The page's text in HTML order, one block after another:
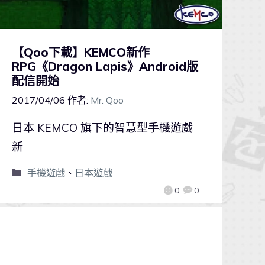
【Qoo下載】KEMCO新作
RPG《Dragon Lapis》Android版
配信開始
2017/04/06 作者: Mr. Qoo
0 0
日本 KEMCO 旗下的智慧型手機遊戲
新
手機遊戲、 日本遊戲